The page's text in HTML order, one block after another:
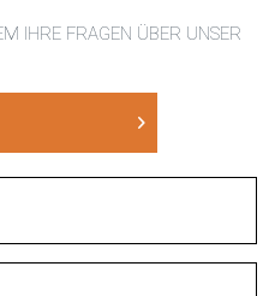
IHRE FRAGEN ÜBER UNSER